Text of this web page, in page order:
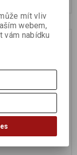
500g BIO
mít vliv
webem,
vám nabídku